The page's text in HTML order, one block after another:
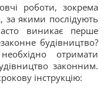
роботи, зокрема
за якими послідують
виникає перше
будівництво?
отримати
законним.
інструкцію: